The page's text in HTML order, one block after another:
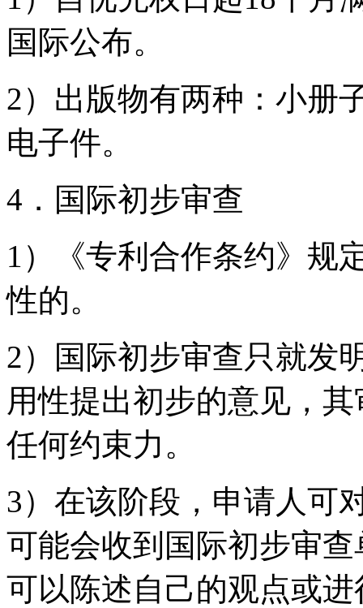
国际公布。
2）出版物有两种：小册
电子件。
4．国际初步审查
1）《专利合作条约》规
性的。
2）国际初步审查只就发
用性提出初步的意见，
任何约束力。
3）在该阶段，申请人可
可能会收到国际初步审
可以陈述自己的观点或